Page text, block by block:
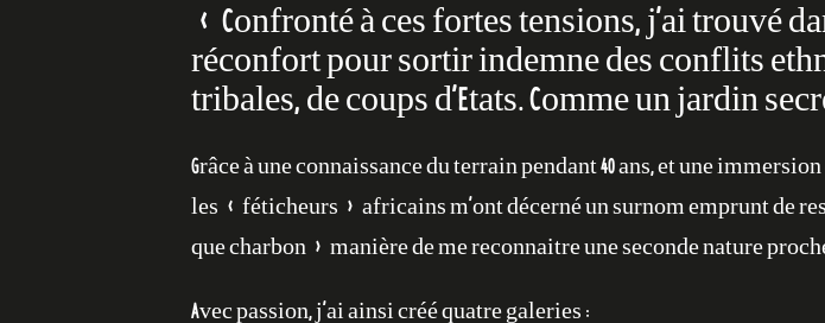
« Confronté à ces fortes tensions, j’ai trouvé
réconfort pour sortir indemne des conflits
tribales, de coups d’Etats. Comme un jardin
Grâce à une connaissance du terrain pendant 40 ans, et une
les « féticheurs » africains m’ont décerné un surnom emprunt de
que charbon » manière de me reconnaitre une seconde nature
Avec passion, j’ai ainsi créé quatre galeries :